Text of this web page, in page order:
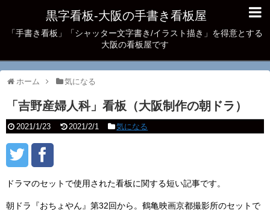
黒字看板‐大阪の手書き看板屋
「手書き看板」「シャッター文字書き/イラスト描き」を得意とする
大阪の看板屋です
ホーム 気になる
「吉野産婦人科」看板（大阪制作の朝ドラ）
2021/1/23 2021/2/1 気になる
ドラマのセットで使用された看板に関する短い記事です。
朝ドラ『おちょやん』第32回から。鶴亀映画京都撮影所のセットで